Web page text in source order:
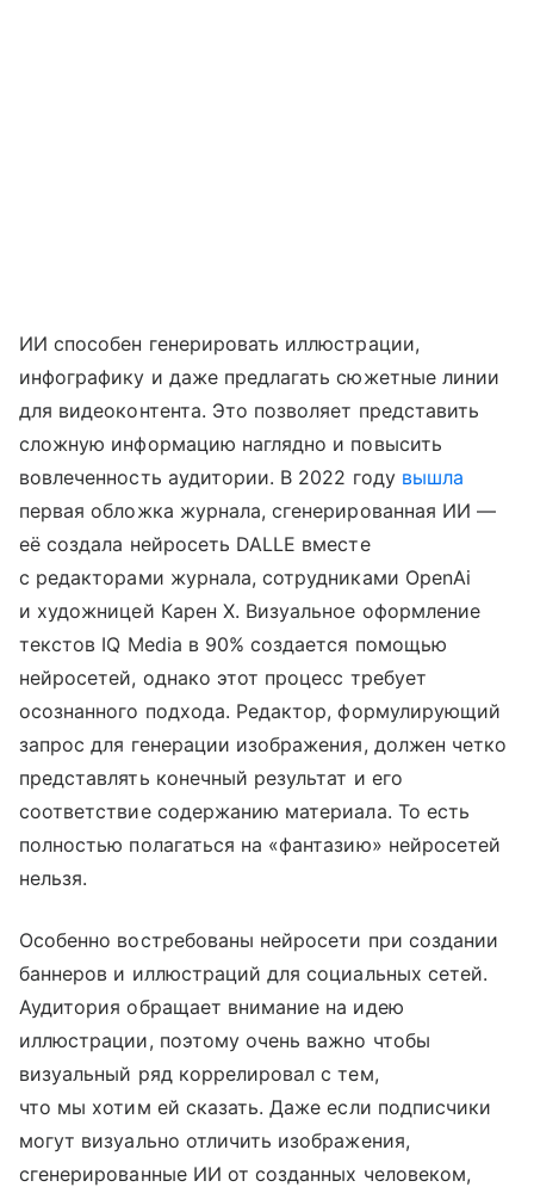
ИИ способен генерировать иллюстрации,
инфографику и даже предлагать сюжетные линии
для видеоконтента. Это позволяет представить
сложную информацию наглядно и повысить
вовлеченность аудитории. В 2022 году вышла
первая обложка журнала, сгенерированная ИИ —
её создала нейросеть DALLE вместе
с редакторами журнала, сотрудниками OpenAi
и художницей Карен X. Визуальное оформление
текстов IQ Media в 90% создается помощью
нейросетей, однако этот процесс требует
осознанного подхода. Редактор, формулирующий
запрос для генерации изображения, должен четко
представлять конечный результат и его
соответствие содержанию материала. То есть
полностью полагаться на «фантазию» нейросетей
нельзя.
Особенно востребованы нейросети при создании
баннеров и иллюстраций для социальных сетей.
Аудитория обращает внимание на идею
иллюстрации, поэтому очень важно чтобы
визуальный ряд коррелировал с тем,
что мы хотим ей сказать. Даже если подписчики
могут визуально отличить изображения,
сгенерированные ИИ от созданных человеком,